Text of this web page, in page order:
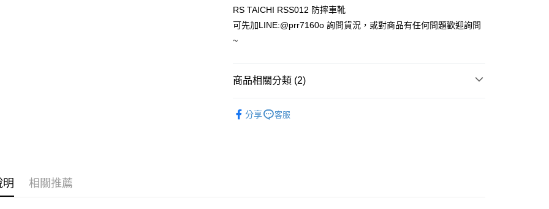
RS TAICHI RSS012 防摔車靴
可先加LINE:@prr7160o 詢問貨況，或對商品有任何問題歡迎詢問
~
商品相關分類 (2)
分享 客服
明 相關推薦